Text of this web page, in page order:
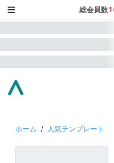
総会員数
ホーム / 人気テンプレート